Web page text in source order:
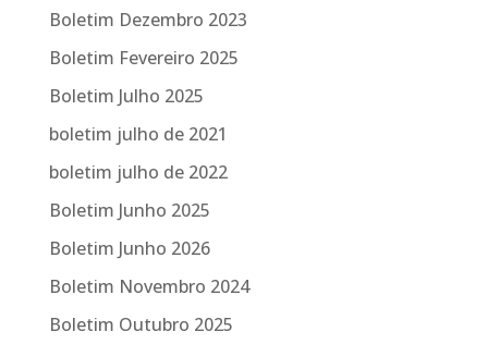
Boletim Dezembro 2023
Boletim Fevereiro 2025
Boletim Julho 2025
boletim julho de 2021
boletim julho de 2022
Boletim Junho 2025
Boletim Junho 2026
Boletim Novembro 2024
Boletim Outubro 2025